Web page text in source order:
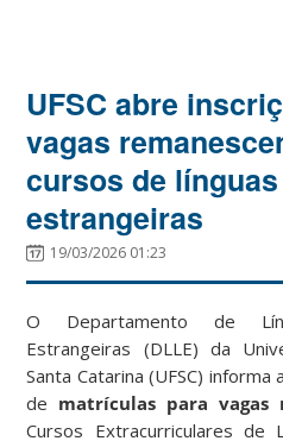
UFSC abre
vagas
cursos de línguas
estrangeiras
19/03/2026 01:23
O Departamento de
Estrangeiras (DLLE) da
Santa Catarina (UFSC)
de matrículas para vagas
Cursos Extracurriculares de